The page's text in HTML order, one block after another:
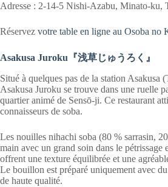
Adresse : 2-14-5 Nishi-Azabu, Minato-ku,
Réservez votre table en ligne au Osoba no
Asakusa Juroku『浅草じゅうろく』
Situé à quelques pas de la station Asakusa
Asakusa Juroku se trouve dans une ruelle
quartier animé de Sensō-ji. Ce restaurant
connaisseurs de soba.
Les nouilles nihachi soba (80 % sarrasin,
main avec un grand soin dans le pétrissage
offrent une texture équilibrée et une
Le bouillon est préparé uniquement avec
de haute qualité.